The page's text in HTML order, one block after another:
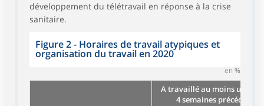
développement du télétravail en réponse à la crise
sanitaire.
Figure 2 - Horaires de travail atypiques et
organisation du travail en 2020
en %
A travaillé au moins une
4 semaines précédant